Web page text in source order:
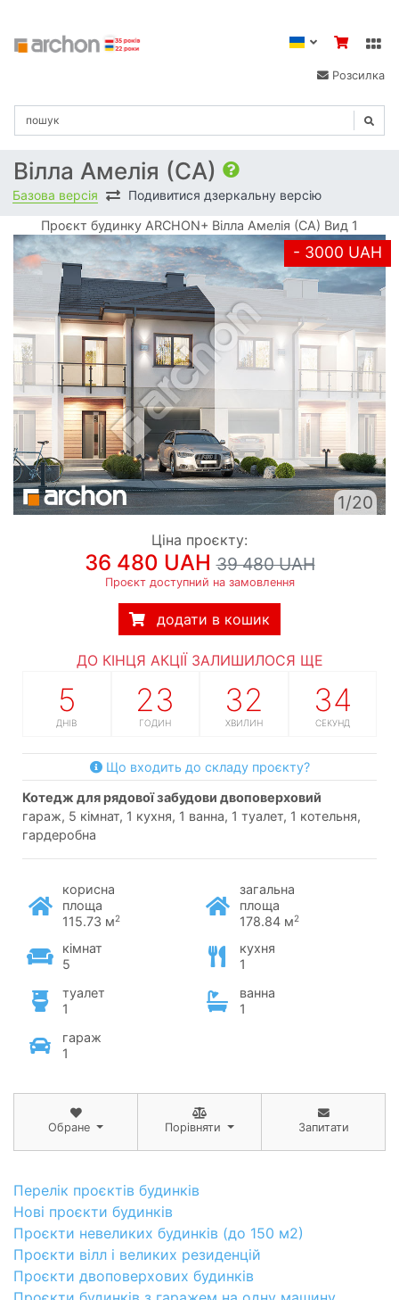
Розсилка
Вілла Амелія (СА)
Базова версія Подивитися дзеркальну версію
Проєкт будинку ARCHON+ Вілла Амелія (СА) Вид 1
- 3000 UAH
1/20
Ціна проєкту:
36 480 UAH39 480 UAH
Проєкт доступний на замовлення
додати в кошик
ДО КІНЦЯ АКЦІЇ ЗАЛИШИЛОСЯ ЩЕ
5
ДНІВ
23
ГОДИН
32
ХВИЛИН
33
СЕКУНД
Що входить до складу проєкту?
котедж для рядової забудови двоповерховий
гараж, 5 кімнат, 1 кухня, 1 ванна, 1 туалет, 1 котельня,
гардеробна
корисна
площа
115.73 м2
загальна
площа
178.84 м2
кімнат
5
кухня
1
туалет
1
ванна
1
гараж
1
Обране Порівняти Запитати
Перелік проєктів будинків
Нові проєкти будинків
Проєкти невеликих будинків (до 150 м2)
Проєкти вілл і великих резиденцій
Проєкти двоповерхових будинків